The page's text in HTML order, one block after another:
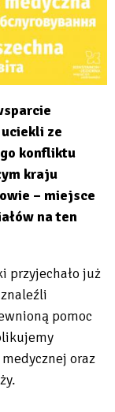
ze
konfliktu
kraju
– miejsce
na ten
przyjechało już
pomoc
oraz